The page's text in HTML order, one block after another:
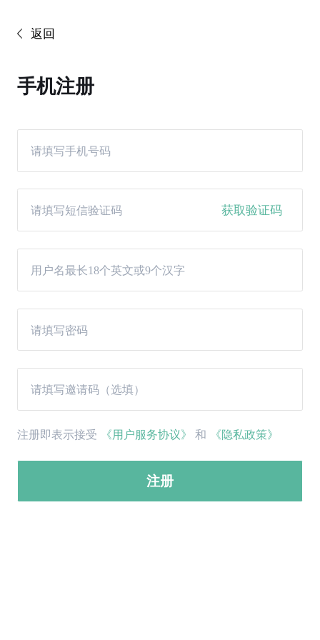
返回
手机注册
获取验证码
注册即表示接受 《用户服务协议》 和 《隐私政策》
注册